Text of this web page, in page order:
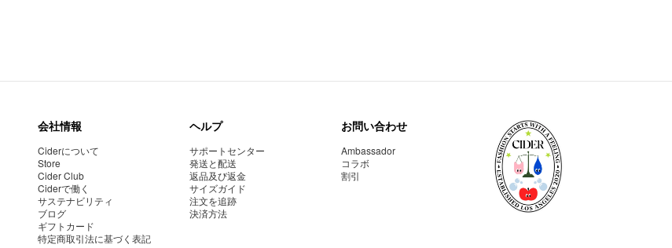
会社情報
Ciderについて
Store
Cider Club
Ciderで働く
サステナビリティ
ブログ
ギフトカード
特定商取引法に基づく表記
ヘルプ
サポートセンター
発送と配送
返品及び返金
サイズガイド
注文を追跡
決済方法
お問い合わせ
Ambassador
コラボ
割引